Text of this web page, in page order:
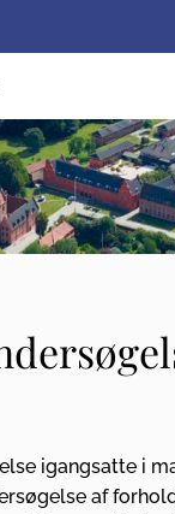
igangsatte i
af